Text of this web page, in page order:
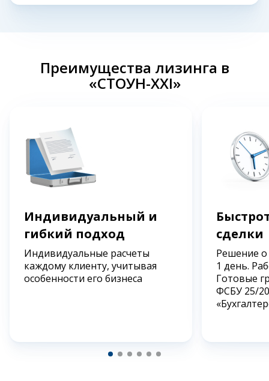
Преимущества лизинга в
«СТОУН-XXI»
Индивидуальный и
гибкий подход
Индивидуальные расчеты
каждому клиенту, учитывая
особенности его бизнеса
сделки
Решение
1 день.
Готовые
ФСБУ 25/